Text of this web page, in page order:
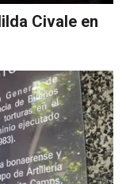
Civale en